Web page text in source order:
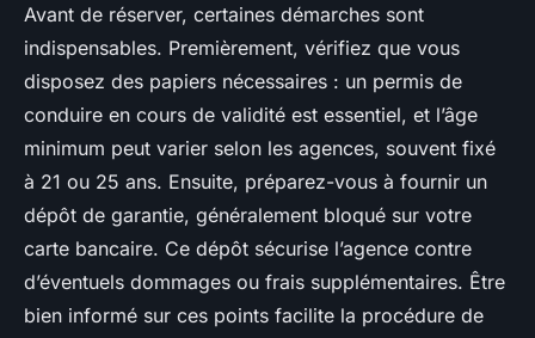
Avant de réserver, certaines démarches sont
indispensables. Premièrement, vérifiez que vous
disposez des papiers nécessaires : un permis de
conduire en cours de validité est essentiel, et l’âge
minimum peut varier selon les agences, souvent fixé
à 21 ou 25 ans. Ensuite, préparez-vous à fournir un
dépôt de garantie, généralement bloqué sur votre
carte bancaire. Ce dépôt sécurise l’agence contre
d’éventuels dommages ou frais supplémentaires. Être
bien informé sur ces points facilite la procédure de